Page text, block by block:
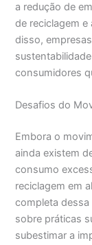
a redução de
de reciclagem
disso,
consumidores
Desafios do
Embora o
ainda existem
consumo
reciclagem em
completa
sobre práticas
subestimar a